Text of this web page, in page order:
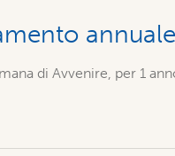
di Avvenire, per 1